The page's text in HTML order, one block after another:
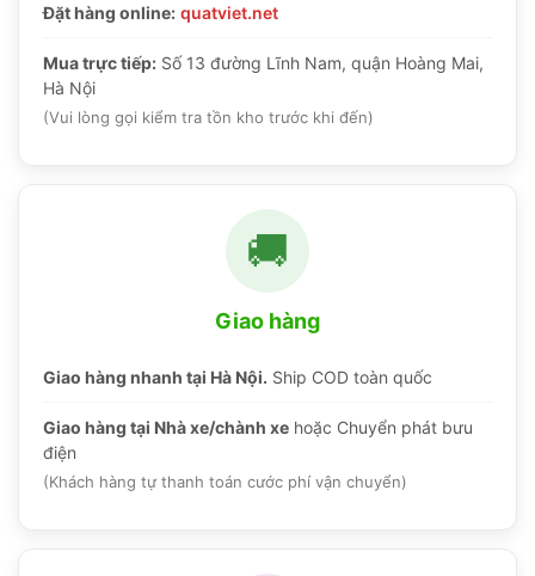
Đặt hàng online: quatviet.net
Mua trực tiếp: Số 13 đường Lĩnh Nam, quận Hoàng Mai,
Hà Nội
(Vui lòng gọi kiểm tra tồn kho trước khi đến)
🚚
Giao hàng
Giao hàng nhanh tại Hà Nội. Ship COD toàn quốc
Giao hàng tại Nhà xe/chành xe hoặc Chuyển phát bưu
điện
(Khách hàng tự thanh toán cước phí vận chuyển)